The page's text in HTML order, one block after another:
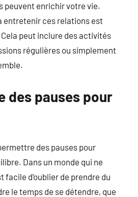
peuvent enrichir votre vie.
entretenir ces relations est
peut inclure des activités
régulières ou simplement
des pauses pour
des pauses pour
Dans un monde qui ne
facile d’oublier de prendre du
le temps de se détendre, que